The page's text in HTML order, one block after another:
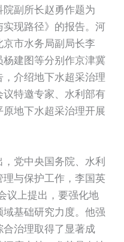
副所长赵勇作题为
实现路径》的报告。河
市水务局副局长李
建图等分别作京津冀
介绍地下水超采治理
特邀专家、水利部有
地下水超采治理开展
党中央国务院、水利
与保护工作，李国英
议上提出，要强化地
基础研究力度。他强
治理取得了显著成